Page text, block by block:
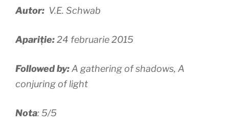
Autor: V.E. Schwab
Apariție:24 februarie 2015
Followed by:A gathering of shadows, A
conjuring of light
Nota: 5/5